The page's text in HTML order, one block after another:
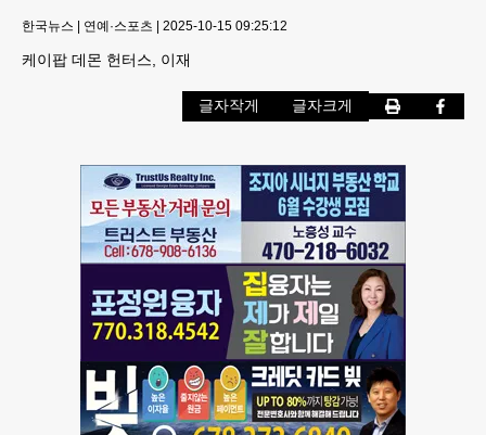
한국뉴스 | 연예·스포츠 | 2025-10-15 09:25:12
케이팝 데몬 헌터스, 이재
글자작게 글자크게